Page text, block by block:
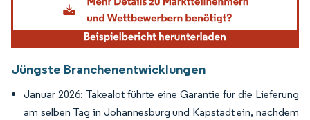
Jüngste Branchenentwicklungen
Januar 2026: Takealot führte eine Garantie für die Lieferung
am selben Tag in Johannesburg und Kapstadt ein, nachdem